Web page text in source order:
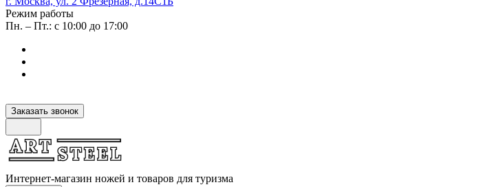
Режим работы
Пн. – Пт.: с 10:00 до 17:00
Заказать звонок
Интернет-магазин ножей и товаров для туризма